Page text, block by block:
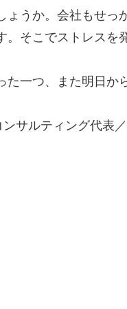
ょうか。会社もせっ
そこでストレスを
た一つ、また明日か
サルティング代表